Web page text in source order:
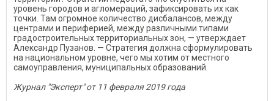
уровень городов и агломераций, зафиксировать их как
точки. Там огромное количество дисбалансов, между
центрами и периферией, между различными типами
градостроительных территориальных зон, — утверждает
Александр Пузанов. — Стратегия должна сформулировать
на национальном уровне, чего мы хотим от местного
самоуправления, муниципальных образований.
Журнал "Эксперт" от 11 февраля 2019 года